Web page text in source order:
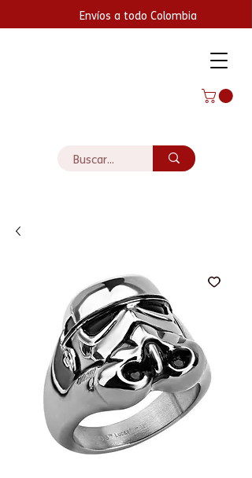
Envíos a todo Colombia